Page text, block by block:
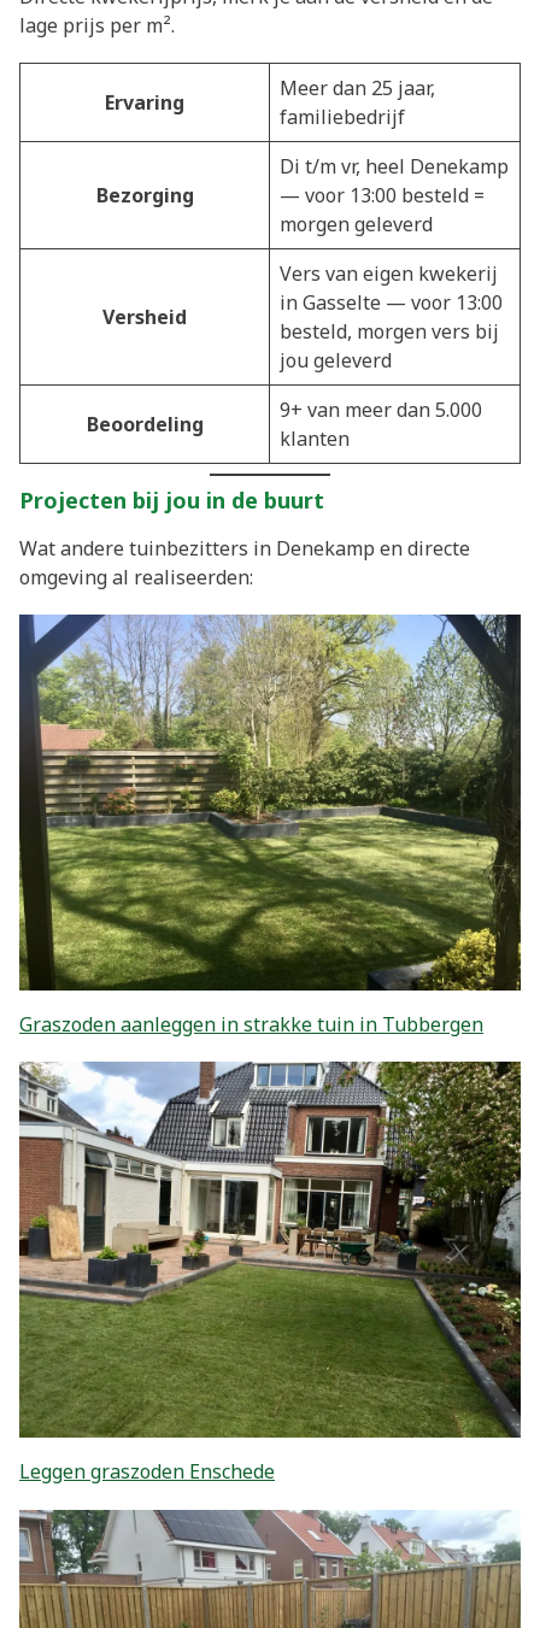
lage prijs per m².
Ervaring
Meer dan 25 jaar,
familiebedrijf
Bezorging
Di t/m vr, heel Denekamp
— voor 13:00 besteld =
morgen geleverd
Versheid
Vers van eigen kwekerij
in Gasselte — voor 13:00
besteld, morgen vers bij
jou geleverd
Beoordeling
9+ van meer dan 5.000
klanten
Projecten bij jou in de buurt
Wat andere tuinbezitters in Denekamp en directe
omgeving al realiseerden:
Graszoden aanleggen in strakke tuin in Tubbergen
Leggen graszoden Enschede